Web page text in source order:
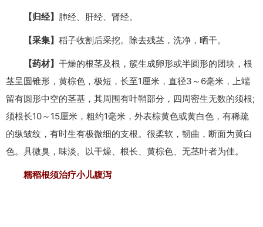
【归经】 肺经、肝经、肾经。
【采集】 稻子收割后采挖。除去残茎，洗净，晒干。
【药材】 干燥的根茎及根，簇生成卵形或半圆形的团块，根
茎呈圆锥形，黄棕色，极短，长至1厘米，直径3～6毫米，上端
留有圆形中空的茎基，其周围有叶鞘部分，四周密生无数的须根;
须根长10～15厘米，粗约1毫米，外表棕黄色或黄白色，有稀疏
的纵皱纹，有时生有极微细的支根。很柔软，韧曲，断面为黄白
色。具微臭，味淡。以干燥、根长、黄棕色、无茎叶者为佳。
糯稻根须治疗小儿腹泻